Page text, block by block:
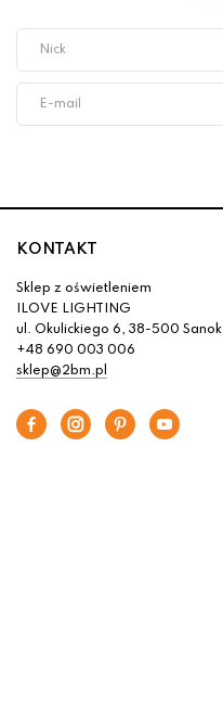
KONTAKT
Sklep z oświetleniem
ILOVE LIGHTING
ul. Okulickiego 6, 38-500 Sanok
+48 690 003 006
sklep@2bm.pl